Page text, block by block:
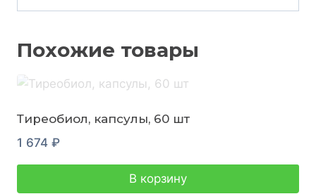
Похожие товары
Тиреобиол, капсулы, 60 шт
1 674 ₽
В корзину